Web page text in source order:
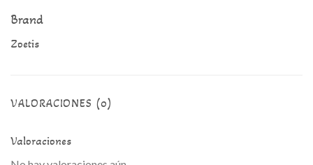
Brand
Zoetis
VALORACIONES (0)
Valoraciones